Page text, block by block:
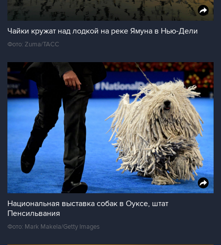
Чайки кружат над лодкой на реке Ямуна в Нью-Дели
Фото: Zuma/ТАСС
Национальная выставка собак в Оуксе, штат
Пенсильвания
Фото: Mark Makela/Getty Images